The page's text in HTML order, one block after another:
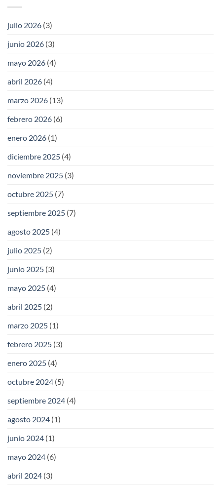
julio 2026 (3)
junio 2026 (3)
mayo 2026 (4)
abril 2026 (4)
marzo 2026 (13)
febrero 2026 (6)
enero 2026 (1)
diciembre 2025 (4)
noviembre 2025 (3)
octubre 2025 (7)
septiembre 2025 (7)
agosto 2025 (4)
julio 2025 (2)
junio 2025 (3)
mayo 2025 (4)
abril 2025 (2)
marzo 2025 (1)
febrero 2025 (3)
enero 2025 (4)
octubre 2024 (5)
septiembre 2024 (4)
agosto 2024 (1)
junio 2024 (1)
mayo 2024 (6)
abril 2024 (3)